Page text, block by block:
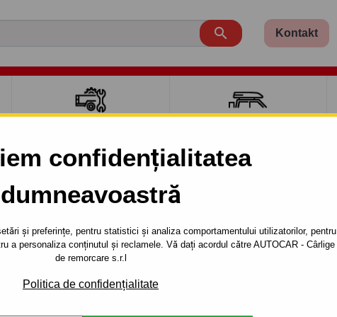
confidențialitatea
dumneavoastră
și preferințe, pentru statistici și analiza comportamentului utilizatorilor, pentru
a personaliza conținutul și reclamele. Vă dați acordul către AUTOCAR - Cârlige
de remorcare s.r.l
Politica de confidențialitate
 Kontakt
de remorcare pentru mașina